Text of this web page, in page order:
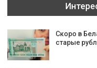
Скоро в
старые